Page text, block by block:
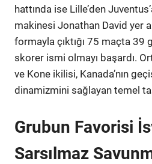
hattında ise Lille’den
makinesi Jonathan David yer
formayla çıktığı 75 maçta 39
skorer ismi olmayı başardı.
ve Kone ikilisi, Kanada’nın
dinamizmini sağlayan temel
Grubun Favorisi
Sarsılmaz